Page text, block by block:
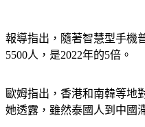
報導指出，隨著智慧型手機
5500人，是2022年的5倍。
歐姆指出，香港和南韓等地
她透露，雖然泰國人到中國